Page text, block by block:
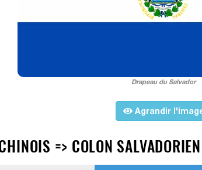
Drapeau du Salvador
Agrandir
=> COLON